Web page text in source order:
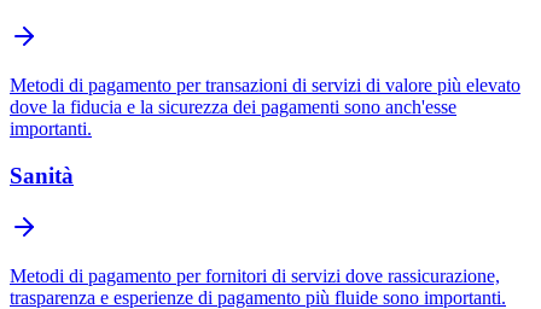
Metodi di pagamento per transazioni di servizi di valore più elevato
dove la fiducia e la sicurezza dei pagamenti sono anch'esse
importanti.
Sanità
Metodi di pagamento per fornitori di servizi dove rassicurazione,
trasparenza e esperienze di pagamento più fluide sono importanti.